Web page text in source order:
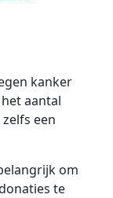
kanker
aantal
een
om
te